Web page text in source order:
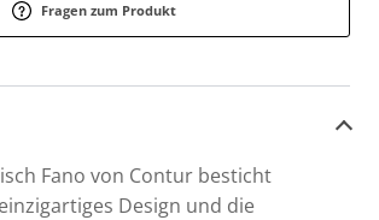
Fragen zum Produkt
Fano von Contur besticht
Design und die